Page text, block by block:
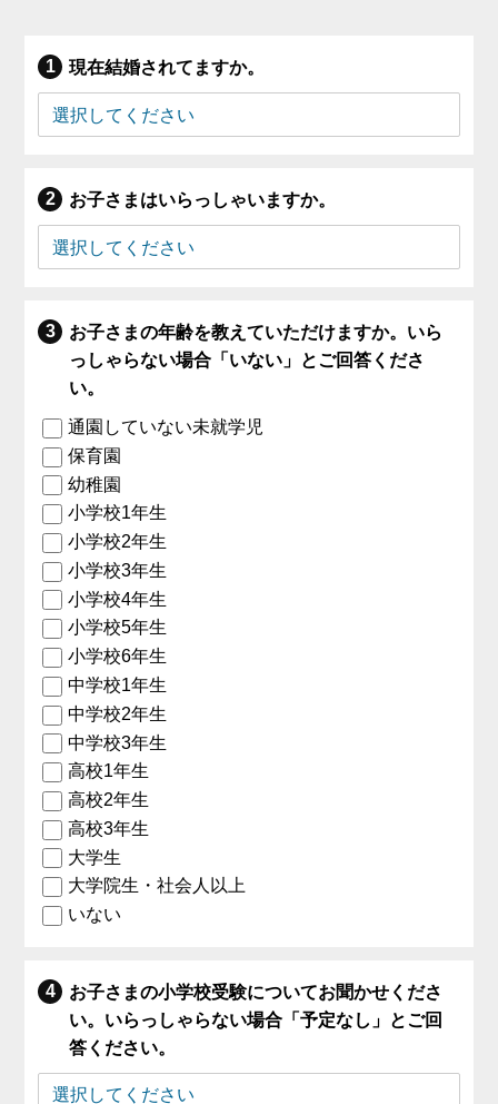
現在結婚されてますか。
お子さまはいらっしゃいますか。
お子さまの年齢を教えていただけますか。いら
っしゃらない場合「いない」とご回答くださ
い。
通園していない未就学児
保育園
幼稚園
小学校1年生
小学校2年生
小学校3年生
小学校4年生
小学校5年生
小学校6年生
中学校1年生
中学校2年生
中学校3年生
高校1年生
高校2年生
高校3年生
大学生
大学院生・社会人以上
いない
お子さまの小学校受験についてお聞かせくださ
い。いらっしゃらない場合「予定なし」とご回
答ください。